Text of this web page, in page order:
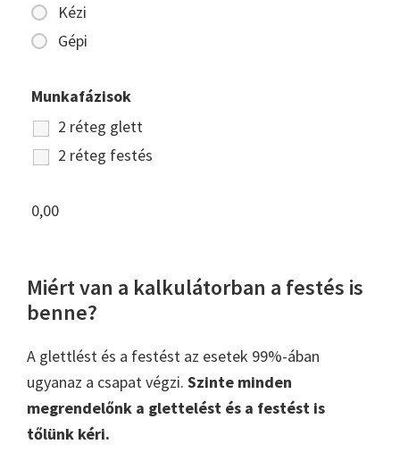
Kézi
Gépi
Munkafázisok
2 réteg glett
2 réteg festés
0,00
Miért van a kalkulátorban a festés is
benne?
A glettlést és a festést az esetek 99%-ában
ugyanaz a csapat végzi. Szinte minden
megrendelőnk a glettelést és a festést is
tőlünk kéri.